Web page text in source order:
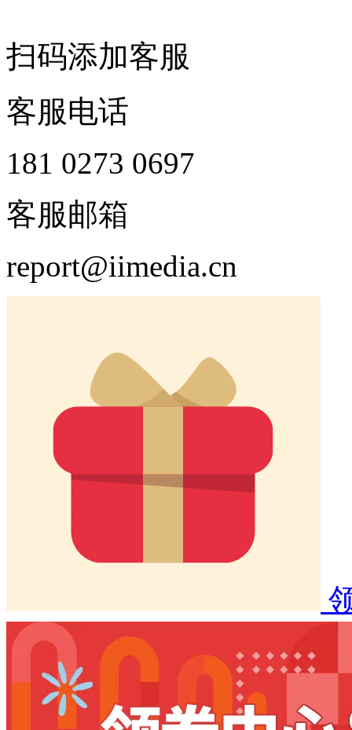
扫码添加客服
客服电话
181 0273 0697
客服邮箱
report@iimedia.cn